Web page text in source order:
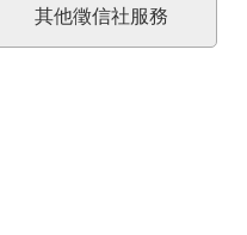
其他徵信社服務